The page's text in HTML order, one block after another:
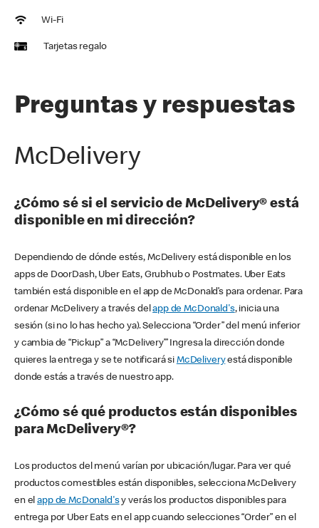
Wi-Fi
Tarjetas regalo
Preguntas y respuestas
McDelivery
¿Cómo sé si el servicio de McDelivery® está
disponible en mi dirección?
Dependiendo de dónde estés, McDelivery está disponible en los
apps de DoorDash, Uber Eats, Grubhub o Postmates. Uber Eats
también está disponible en el app de McDonald’s para ordenar. Para
ordenar McDelivery a través delapp de McDonald's, inicia una
sesión (si no lo has hecho ya). Selecciona “Order” del menú inferior
y cambia de “Pickup” a “McDelivery’” Ingresa la dirección donde
quieres la entrega y se te notificará si McDeliveryestá disponible
donde estás a través de nuestro app.
¿Cómo sé qué productos están disponibles
para McDelivery®?
Los productos del menú varían por ubicación/lugar. Para ver qué
productos comestibles están disponibles, selecciona McDelivery
en elapp de McDonald'sy verás los productos disponibles para
entrega por Uber Eats en el app cuando selecciones “Order” en el